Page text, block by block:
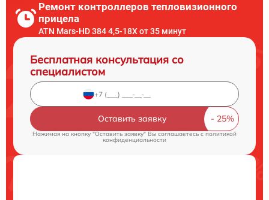
Ремонт контроллеров тепловизионного
прицела
ATN Mars-HD 384 4,5-18X от 35 минут
Бесплатная консультация со
специалистом
Оставить заявку
Нажимая на кнопку "Оставить заявку" Вы соглашаетесь cполитикой
конфиденциальности